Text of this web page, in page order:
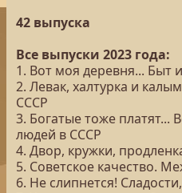
42 выпуска
Все выпуски 2023 года:
1. Вот моя деревня... Быт
2. Левак, халтурка и
СССР
3. Богатые тоже платят...
людей в СССР
4. Двор, кружки,
5. Советское качество.
6. Не слипнется!